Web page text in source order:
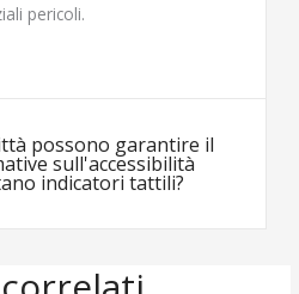
pericoli.
possono garantire il
sull'accessibilità
indicatori tattili?